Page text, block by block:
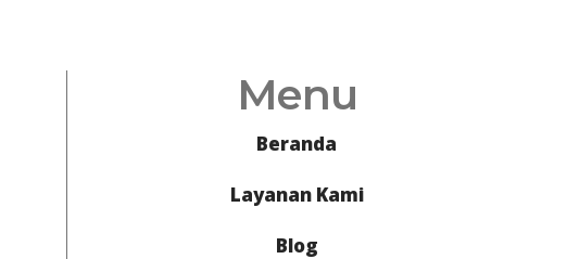
Menu
Beranda
Layanan Kami
Blog